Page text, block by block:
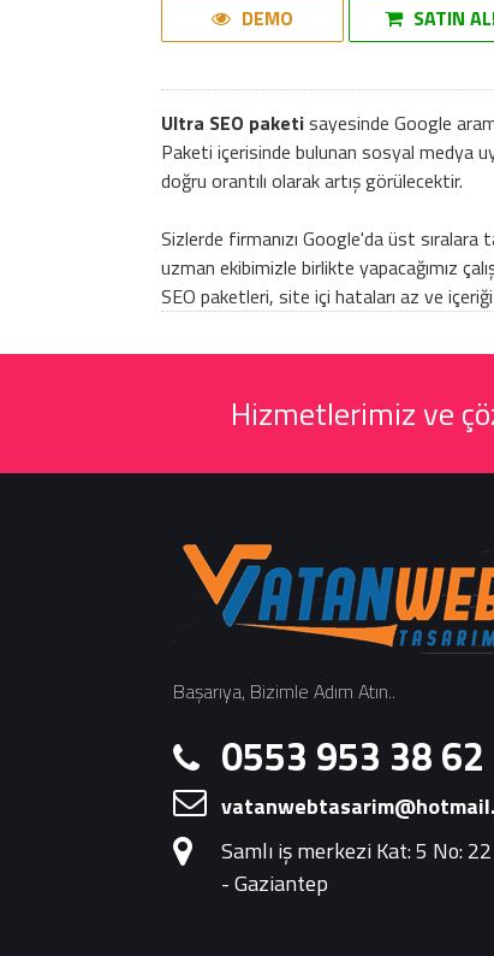
DEMO SATIN
Ultra SEO paketisayesinde Google
Paketi içerisinde bulunan sosyal medya
doğru orantılı olarak artış görülecektir.
Sizlerde firmanızı Google'da üst
uzman ekibimizle birlikte yapacağımız
SEO paketleri, site içi hataları az ve
Hizmetlerimiz ve
Başarıya, Bizimle Adım Atın..
0553 953 38 62
Samlı iş merkezi Kat: 5 No:
- Gaziantep